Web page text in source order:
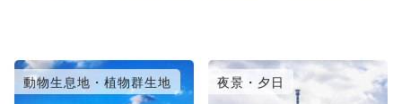
動物生息地・植物群生地 夜景・夕日